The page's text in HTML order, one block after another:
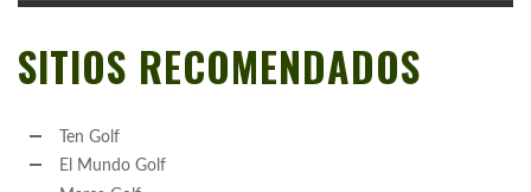
SITIOS RECOMENDADOS
Ten Golf
El Mundo Golf